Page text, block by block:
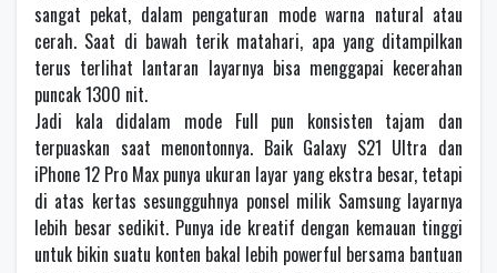
sangat pekat, dalam pengaturan mode warna natural atau
cerah. Saat di bawah terik matahari, apa yang ditampilkan
terus terlihat lantaran layarnya bisa menggapai kecerahan
puncak 1300 nit.
Jadi kala didalam mode Full pun konsisten tajam dan
terpuaskan saat menontonnya. Baik Galaxy S21 Ultra dan
iPhone 12 Pro Max punya ukuran layar yang ekstra besar, tetapi
di atas kertas sesungguhnya ponsel milik Samsung layarnya
lebih besar sedikit. Punya ide kreatif dengan kemauan tinggi
untuk bikin suatu konten bakal lebih powerful bersama bantuan